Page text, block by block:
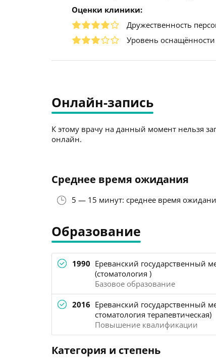
Оценки клиники:
Дружественность
Уровень оснащённости
Онлайн-запись
К этому врачу на данный момент нельзя
онлайн.
Среднее время ожидания
5 — 15 минут: среднее время
Образование
1990 Ереванский государственный
(стоматология )
Базовое образование
2016 Ереванский государственный
стоматология терапевтическая)
Повышение квалификации
Категория и степень